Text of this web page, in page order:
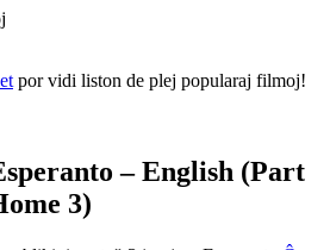
por vidi liston de plej popularaj filmoj!
– English (Part
3)